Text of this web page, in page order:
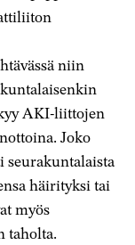
niin
AKI-liittojen
Joko
seurakuntalaista
häirityksi tai
myös
taholta.